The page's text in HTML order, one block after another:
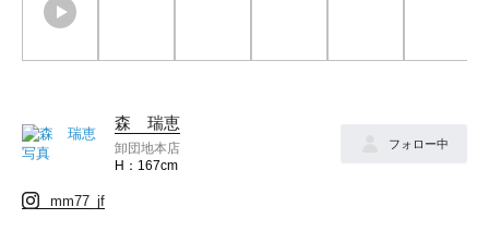
森 瑞恵
卸団地本店
167cm
フォロー中
mm77_jf